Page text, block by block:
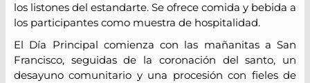
los listones del estandarte. Se ofrece comida y bebida a
los participantes como muestra de hospitalidad.
El Día Principal comienza con las mañanitas a San
Francisco, seguidas de la coronación del santo, un
desayuno comunitario y una procesión con fieles de